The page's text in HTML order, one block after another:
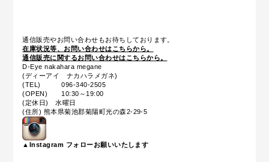
通信販売やお問い合わせもお待ちしております。
在庫状況等、お問い合わせはこちらから。
通信販売に関するお問い合わせはこちらから。
D-Eye nakahara megane
(ディーアイ ナカハラメガネ)
(TEL) 096-340-2505
(OPEN) 10:30～19:00
(定休日) 水曜日
(住所) 熊本県菊池郡菊陽町光の森2-29-5
▲Instagram フォローお願いいたします